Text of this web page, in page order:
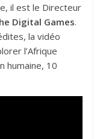
il est le Directeur
Digital Games.
la vidéo
l’Afrique
humaine, 10